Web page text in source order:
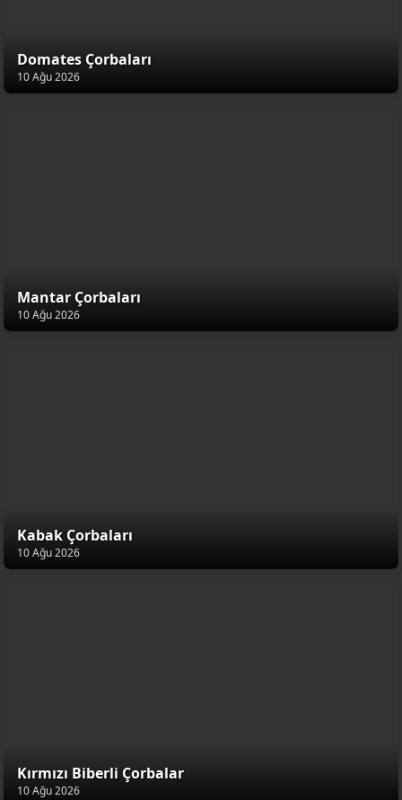
Domates Çorbaları
10 Ağu 2026
Mantar Çorbaları
10 Ağu 2026
Kabak Çorbaları
10 Ağu 2026
Kırmızı Biberli Çorbalar
10 Ağu 2026